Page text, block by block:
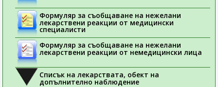
Формуляр за съобщаване на нежелани
лекарствени реакции от медицински
специалисти
Формуляр за съобщаване на нежелани
лекарствени реакции от немедицински лица
Списък на лекарствата, обект на
допълнително наблюдение